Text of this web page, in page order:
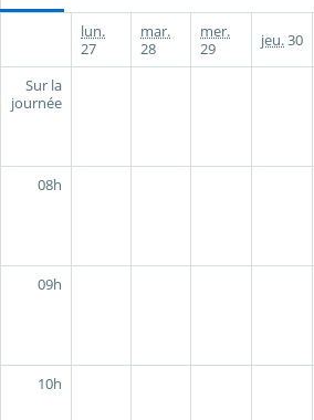
lun.
27
mar.
28
mer.
29
jeu.30
Sur la
journée
08h
09h
10h